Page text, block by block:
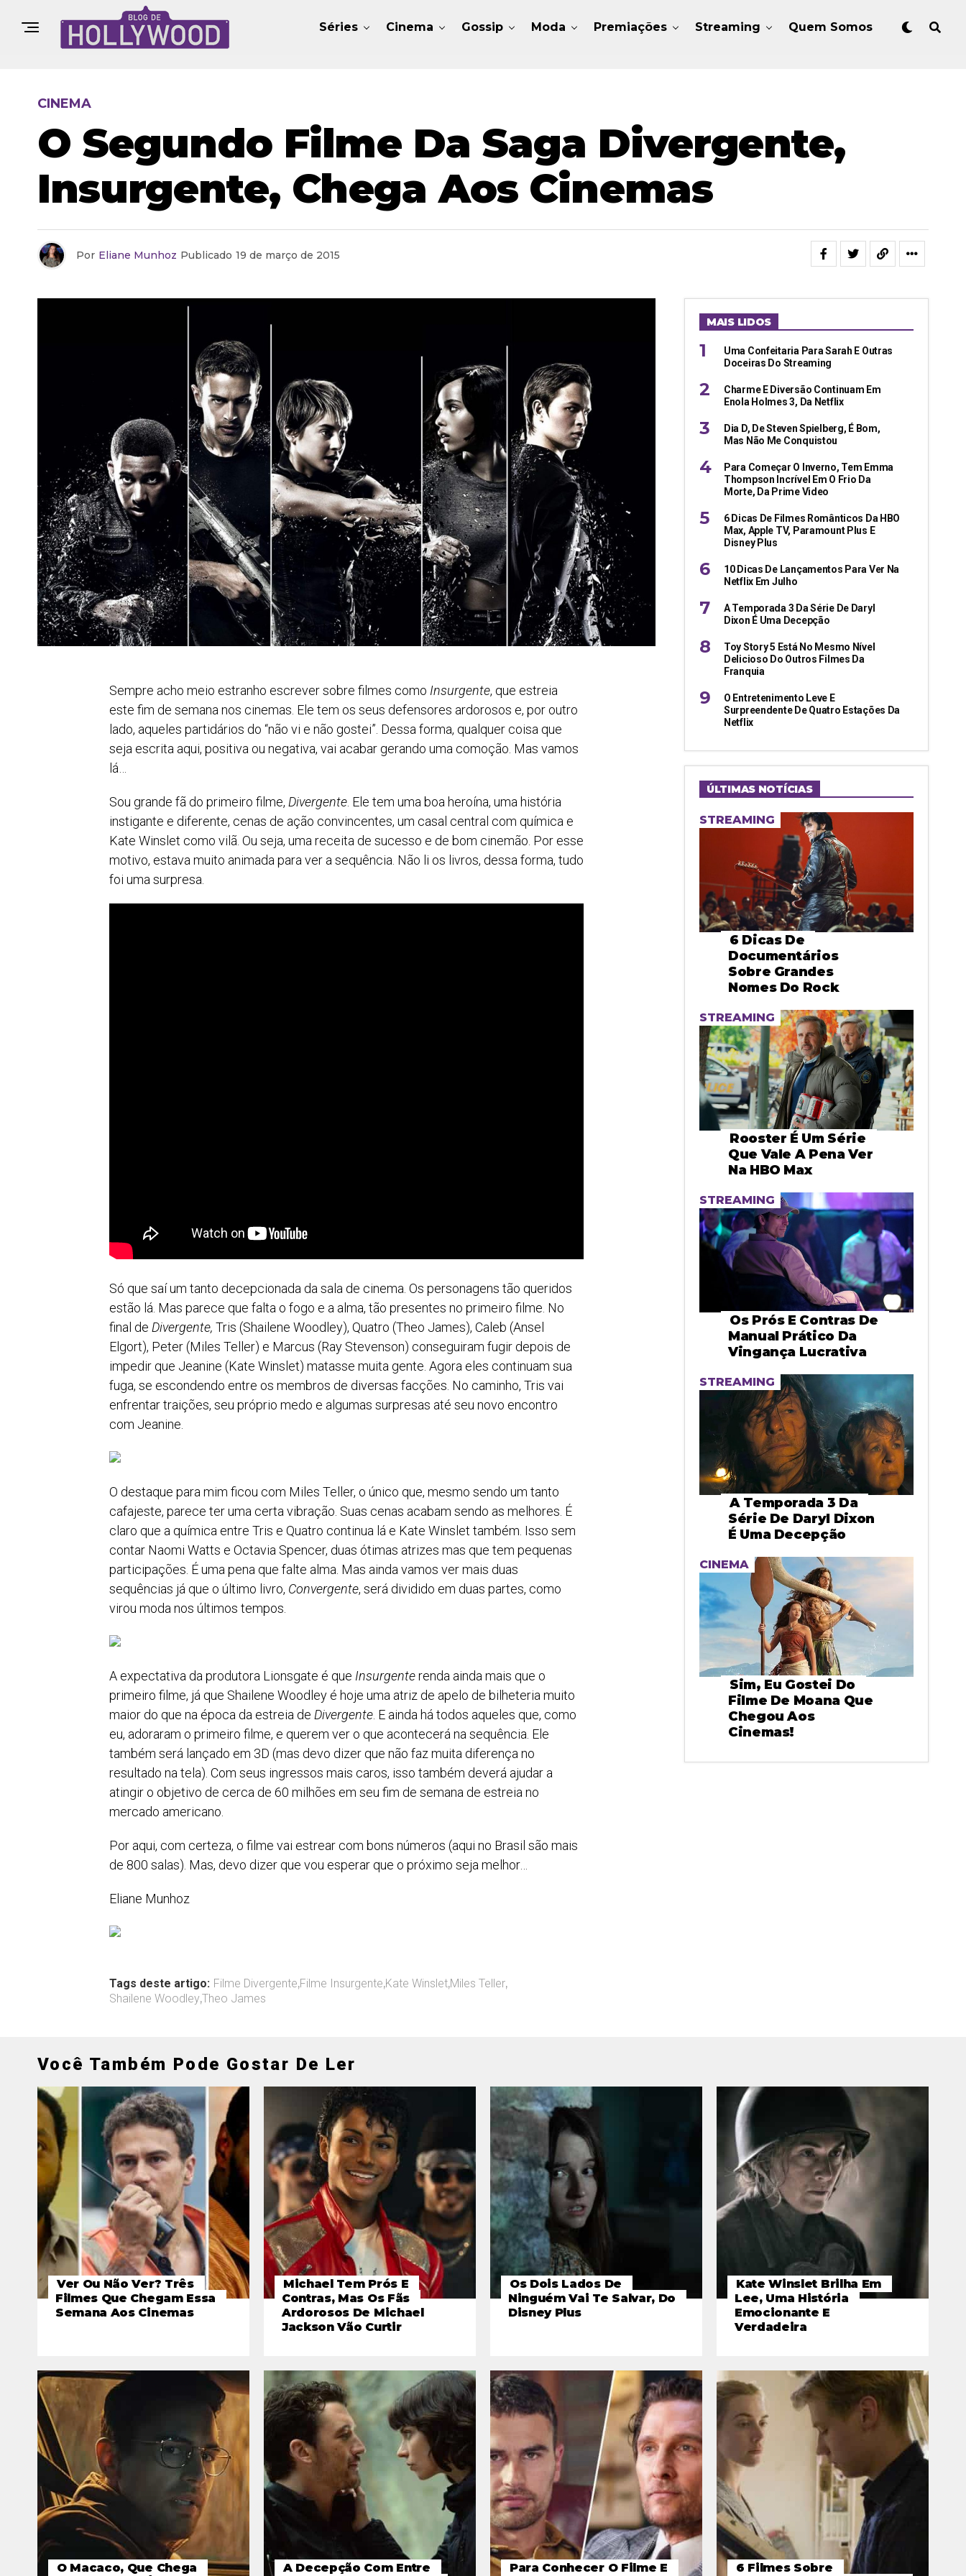
Séries Cinema Gossip Moda Premiações Streaming Quem Somos
CINEMA
O Segundo Filme Da Saga Divergente,
Insurgente, Chega Aos Cinemas
Por Eliane Munhoz Publicado 19 de março de 2015
Sempre acho meio estranho escrever sobre filmes como Insurgente, que estreia
este fim de semana nos cinemas. Ele tem os seus defensores ardorosos e, por outro
lado, aqueles partidários do “não vi e não gostei”. Dessa forma, qualquer coisa que
seja escrita aqui, positiva ou negativa, vai acabar gerando uma comoção. Mas vamos
lá…
Sou grande fã do primeiro filme, Divergente . Ele tem uma boa heroína, uma história
instigante e diferente, cenas de ação convincentes, um casal central com química e
Kate Winslet como vilã. Ou seja, uma receita de sucesso e de bom cinemão. Por esse
motivo, estava muito animada para ver a sequência. Não li os livros, dessa forma, tudo
foi uma surpresa.
Só que saí um tanto decepcionada da sala de cinema. Os personagens tão queridos
estão lá. Mas parece que falta o fogo e a alma, tão presentes no primeiro filme. No
final de Divergente, Tris (Shailene Woodley), Quatro (Theo James), Caleb (Ansel
Elgort), Peter (Miles Teller) e Marcus (Ray Stevenson) conseguiram fugir depois de
impedir que Jeanine (Kate Winslet) matasse muita gente. Agora eles continuam sua
fuga, se escondendo entre os membros de diversas facções. No caminho, Tris vai
enfrentar traições, seu próprio medo e algumas surpresas até seu novo encontro
com Jeanine.
O destaque para mim ficou com Miles Teller, o único que, mesmo sendo um tanto
cafajeste, parece ter uma certa vibração. Suas cenas acabam sendo as melhores. É
claro que a química entre Tris e Quatro continua lá e Kate Winslet também. Isso sem
contar Naomi Watts e Octavia Spencer, duas ótimas atrizes mas que tem pequenas
participações. É uma pena que falte alma. Mas ainda vamos ver mais duas
sequências já que o último livro, Convergente, será dividido em duas partes, como
virou moda nos últimos tempos.
A expectativa da produtora Lionsgate é que Insurgenterenda ainda mais que o
primeiro filme, já que Shailene Woodley é hoje uma atriz de apelo de bilheteria muito
maior do que na época da estreia de Divergente . E ainda há todos aqueles que, como
eu, adoraram o primeiro filme, e querem ver o que acontecerá na sequência. Ele
também será lançado em 3D (mas devo dizer que não faz muita diferença no
resultado na tela). Com seus ingressos mais caros, isso também deverá ajudar a
atingir o objetivo de cerca de 60 milhões em seu fim de semana de estreia no
mercado americano.
Por aqui, com certeza, o filme vai estrear com bons números (aqui no Brasil são mais
de 800 salas). Mas, devo dizer que vou esperar que o próximo seja melhor…
Eliane Munhoz
Tags deste artigo: Filme Divergente,Filme Insurgente,Kate Winslet,Miles Teller,
Shailene Woodley,Theo James
MAIS LIDOS
Uma Confeitaria Para Sarah E Outras
Doceiras Do Streaming
Charme E Diversão Continuam Em
Enola Holmes 3, Da Netflix
Dia D, De Steven Spielberg, É Bom,
Mas Não Me Conquistou
Para Começar O Inverno, Tem Emma
Thompson Incrível Em O Frio Da
Morte, Da Prime Video
6 Dicas De Filmes Românticos Da HBO
Max, Apple TV, Paramount Plus E
Disney Plus
10 Dicas De Lançamentos Para Ver Na
Netflix Em Julho
A Temporada 3 Da Série De Daryl
Dixon É Uma Decepção
Toy Story 5 Está No Mesmo Nível
Delicioso Do Outros Filmes Da
Franquia
O Entretenimento Leve E
Surpreendente De Quatro Estações Da
Netflix
ÚLTIMAS NOTÍCIAS
STREAMING
6 Dicas De
Documentários
Sobre Grandes
Nomes Do Rock
STREAMING
Rooster É Um Série
Que Vale A Pena Ver
Na HBO Max
STREAMING
Os Prós E Contras De
Manual Prático Da
Vingança Lucrativa
STREAMING
A Temporada 3 Da
Série De Daryl Dixon
É Uma Decepção
CINEMA
Sim, Eu Gostei Do
Filme De Moana Que
Chegou Aos
Cinemas!
Você Também Pode Gostar De Ler
Ver Ou Não Ver? Três
Filmes Que Chegam Essa
Semana Aos Cinemas
Michael Tem Prós E
Contras, Mas Os Fãs
Ardorosos De Michael
Jackson Vão Curtir
Os Dois Lados De
Ninguém Vai Te Salvar, Do
Disney Plus
Kate Winslet Brilha Em
Lee, Uma História
Emocionante E
Verdadeira
O Macaco, Que Chega
A Decepção Com Entre
Para Conhecer O Filme E
6 Filmes Sobre